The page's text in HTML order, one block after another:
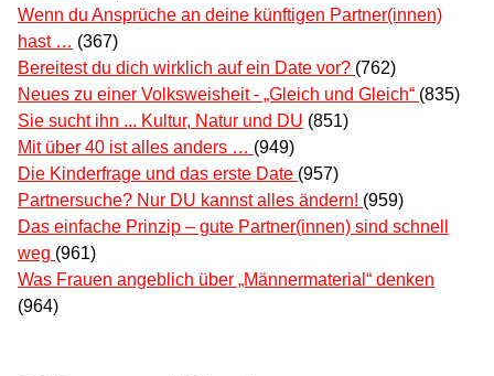
Wenn du Ansprüche an deine künftigen Partner(innen)
hast … (367)
Bereitest du dich wirklich auf ein Date vor? (762)
Neues zu einer Volksweisheit - „Gleich und Gleich“ (835)
Sie sucht ihn ... Kultur, Natur und DU (851)
Mit über 40 ist alles anders … (949)
Die Kinderfrage und das erste Date (957)
Partnersuche? Nur DU kannst alles ändern! (959)
Das einfache Prinzip – gute Partner(innen) sind schnell
weg (961)
Was Frauen angeblich über „Männermaterial“ denken
(964)